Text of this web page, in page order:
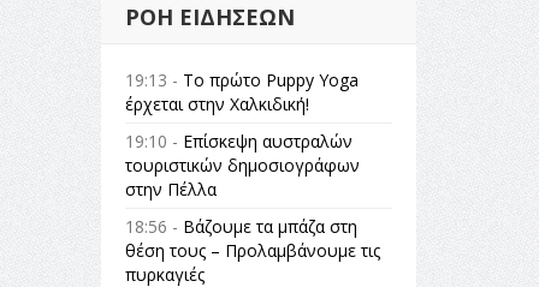
ΡΟΉ ΕΙΔΉΣΕΩΝ
19:13 - Το πρώτο Puppy Yoga
έρχεται στην Χαλκιδική!
19:10 - Επίσκεψη αυστραλών
τουριστικών δημοσιογράφων
στην Πέλλα
18:56 - Βάζουμε τα μπάζα στη
θέση τους – Προλαμβάνουμε τις
πυρκαγιές